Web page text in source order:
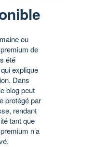
ou
de
été
explique
Dans
blog peut
protégé par
rendant
tant que
n’a